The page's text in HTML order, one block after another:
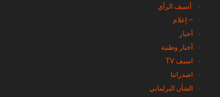
أسيف الرأي
– إعلام
أخبار
أخبار وطنية
اسيف TV
اصدراتنا
الشأن البرلماني